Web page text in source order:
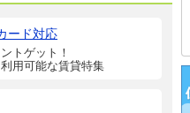
ード対応
トゲット！
用可能な賃貸特集